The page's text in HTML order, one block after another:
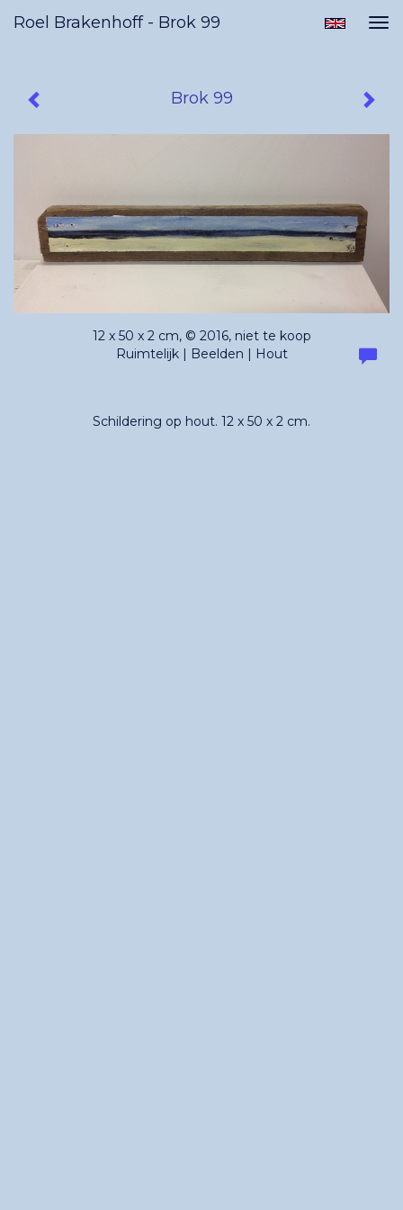
Roel Brakenhoff - Brok 99
Brok 99
12 x 50 x 2 cm, © 2016, niet te koop
Ruimtelijk | Beelden | Hout
Schildering op hout. 12 x 50 x 2 cm.